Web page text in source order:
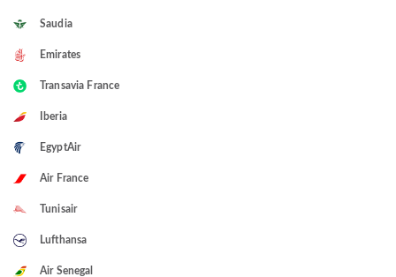
Saudia
Emirates
Transavia France
Iberia
EgyptAir
Air France
Tunisair
Lufthansa
Air Senegal